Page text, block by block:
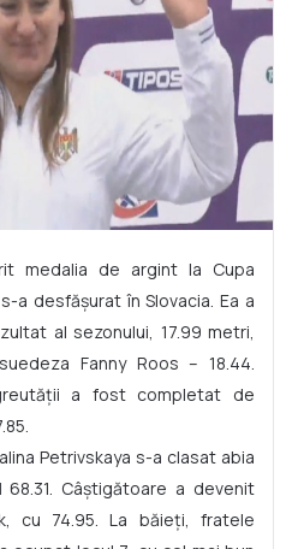
medalia de argint la Cupa
a desfășurat în Slovacia. Ea a
al sezonului, 17.99 metri,
Fanny Roos – 18.44.
a fost completat de
Petrivskaya s-a clasat abia
Câștigătoare a devenit
cu 74.95. La băieți, fratele